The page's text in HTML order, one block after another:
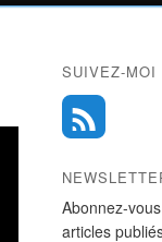
SUIVEZ-MOI
Abonnez-
articles